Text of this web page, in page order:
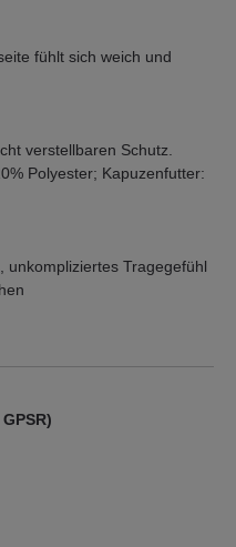
fühlt sich weich und
verstellbaren Schutz.
Polyester; Kapuzenfutter:
unkompliziertes Tragegefühl